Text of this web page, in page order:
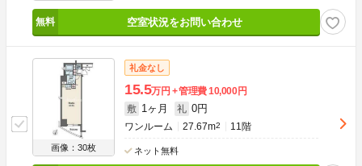
空室状況をお問い合わせ
画像：30枚
礼金なし
15.5万円 管理費10,000円
敷 1ヶ月 礼 0円
ワンルーム 27.67m2 11階
ネット無料